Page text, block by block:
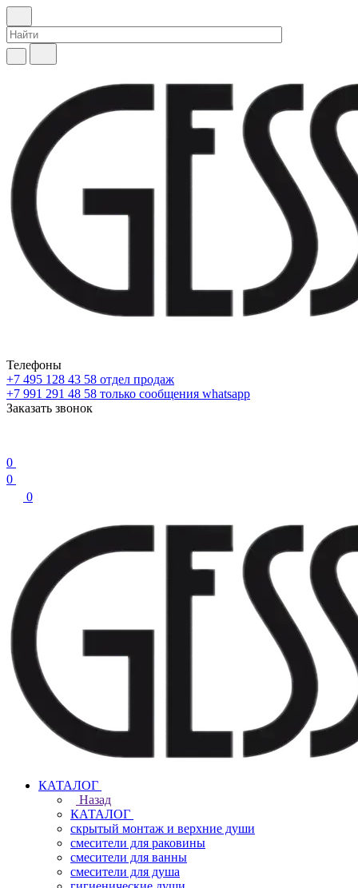
Телефоны
+7 495 128 43 58 отдел продаж
+7 991 291 48 58 только сообщения whatsapp
Заказать звонок
0
0
0
КАТАЛОГ
Назад
КАТАЛОГ
скрытый монтаж и верхние души
смесители для раковины
смесители для ванны
смесители для душа